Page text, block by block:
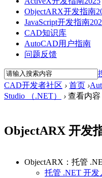
ObjectARX开发指南
JavaScript开发指南
CAD知识库
AutoCAD用户指南
问题反馈
CAD开发者社区 › 首页 ›
Studio （.NET）
› 查看内容
ObjectARX 开发
ObjectARX：托管
托管 .NET 开发